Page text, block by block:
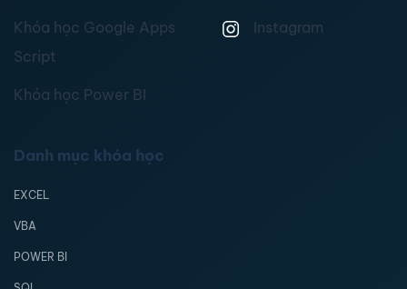
Khóa học Google Apps
Script
Khóa học Power BI
Instagram
Danh mục khóa học
EXCEL
VBA
POWER BI